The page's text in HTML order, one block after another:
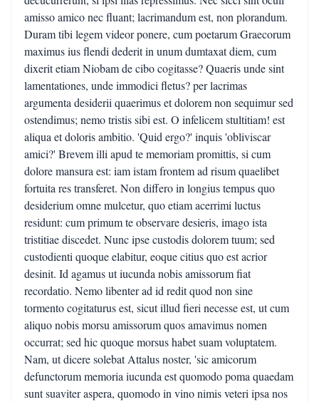
amisso amico nec fluant; lacrimandum est, non plorandum.
Duram tibi legem videor ponere, cum poetarum Graecorum
maximus ius flendi dederit in unum dumtaxat diem, cum
dixerit etiam Niobam de cibo cogitasse? Quaeris unde sint
lamentationes, unde immodici fletus? per lacrimas
argumenta desiderii quaerimus et dolorem non sequimur sed
ostendimus; nemo tristis sibi est. O infelicem stultitiam! est
aliqua et doloris ambitio. 'Quid ergo?' inquis 'obliviscar
amici?' Brevem illi apud te memoriam promittis, si cum
dolore mansura est: iam istam frontem ad risum quaelibet
fortuita res transferet. Non differo in longius tempus quo
desiderium omne mulcetur, quo etiam acerrimi luctus
residunt: cum primum te observare desieris, imago ista
tristitiae discedet. Nunc ipse custodis dolorem tuum; sed
custodienti quoque elabitur, eoque citius quo est acrior
desinit. Id agamus ut iucunda nobis amissorum fiat
recordatio. Nemo libenter ad id redit quod non sine
tormento cogitaturus est, sicut illud fieri necesse est, ut cum
aliquo nobis morsu amissorum quos amavimus nomen
occurrat; sed hic quoque morsus habet suam voluptatem.
Nam, ut dicere solebat Attalus noster, 'sic amicorum
defunctorum memoria iucunda est quomodo poma quaedam
sunt suaviter aspera, quomodo in vino nimis veteri ipsa nos